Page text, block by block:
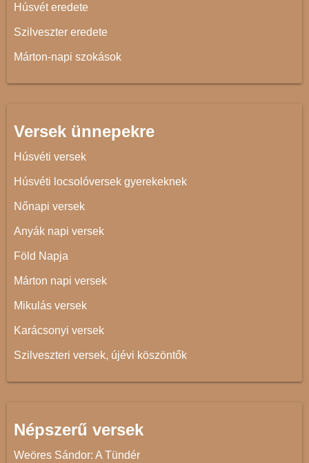
Húsvét eredete
Szilveszter eredete
Márton-napi szokások
Versek ünnepekre
Húsvéti versek
Húsvéti locsolóversek gyerekeknek
Nőnapi versek
Anyák napi versek
Föld Napja
Márton napi versek
Mikulás versek
Karácsonyi versek
Szilveszteri versek, újévi köszöntők
Népszerű versek
Weöres Sándor: A Tündér